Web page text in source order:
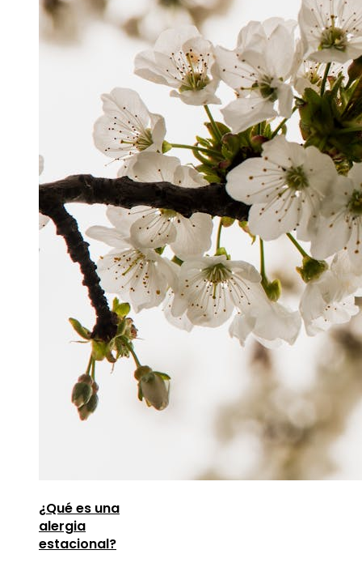
¿Qué es una
alergia
estacional?